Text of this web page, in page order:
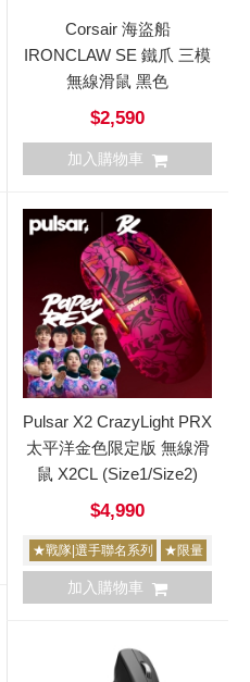
Corsair 海盜船
IRONCLAW SE 鐵爪 三模
無線滑鼠 黑色
$2,590
加入購物車
Pulsar X2 CrazyLight PRX
太平洋金色限定版 無線滑
鼠 X2CL (Size1/Size2)
$4,990
★戰隊|選手聯名系列 ★限量
加入購物車